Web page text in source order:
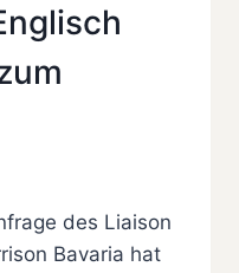
des Liaison
Bavaria hat